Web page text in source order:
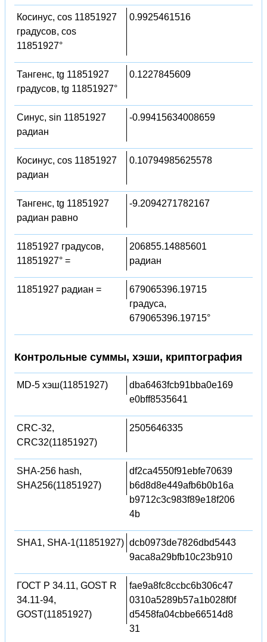
Косинус, cos 11851927
градусов, cos
11851927°
0.9925461516
Тангенс, tg 11851927
градусов, tg 11851927°
0.1227845609
Синус, sin 11851927
радиан
-0.99415634008659
Косинус, cos 11851927
радиан
0.10794985625578
Тангенс, tg 11851927
радиан равно
-9.2094271782167
11851927 градусов,
11851927° =
206855.14885601
радиан
11851927 радиан =
679065396.19715
градуса,
679065396.19715°
Контрольные суммы, хэши, криптография
MD-5 хэш(11851927)
dba6463fcb91bba0e169
e0bff8535641
CRC-32,
CRC32(11851927)
2505646335
SHA-256 hash,
SHA256(11851927)
df2ca4550f91ebfe70639
b6d8d8e449afb6b0b16a
b9712c3c983f89e18f206
4b
SHA1, SHA-1(11851927) dcb0973de7826dbd5443
9aca8a29bfb10c23b910
ГОСТ Р 34.11, GOST R
34.11-94,
GOST(11851927)
fae9a8fc8ccbc6b306c47
0310a5289b57a1b028f0f
d5458fa04cbbe66514d8
31